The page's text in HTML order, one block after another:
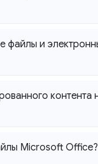
файлы и
контента
Microsoft Office?